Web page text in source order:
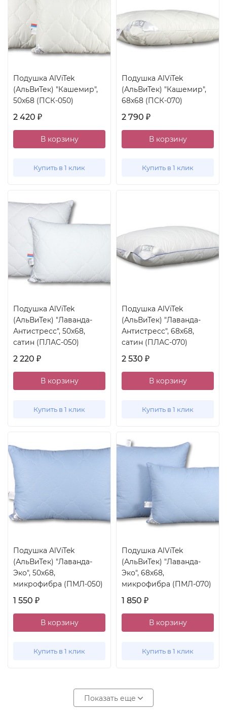
Подушка AlViTek
(АльВиТек) "Кашемир",
50x68 (ПСК-050)
2 420 ₽
В корзину
Купить в 1 клик
Подушка AlViTek
(АльВиТек) "Кашемир",
68x68 (ПСК-070)
2 790 ₽
В корзину
Купить в 1 клик
Подушка AlViTek
(АльВиТек) "Лаванда-
Антистресс", 50x68,
сатин (ПЛАС-050)
2 220 ₽
В корзину
Купить в 1 клик
Подушка AlViTek
(АльВиТек) "Лаванда-
Антистресс", 68x68,
сатин (ПЛАС-070)
2 530 ₽
В корзину
Купить в 1 клик
Подушка AlViTek
(АльВиТек) "Лаванда-
Эко", 50x68,
микрофибра (ПМЛ-050)
1 550 ₽
В корзину
Купить в 1 клик
Подушка AlViTek
(АльВиТек) "Лаванда-
Эко", 68x68,
микрофибра (ПМЛ-070)
1 850 ₽
В корзину
Купить в 1 клик
Показать еще